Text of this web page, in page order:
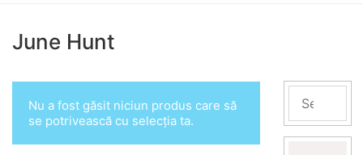
June Hunt
Nu a fost găsit niciun produs care să
se potrivească cu selecția ta.